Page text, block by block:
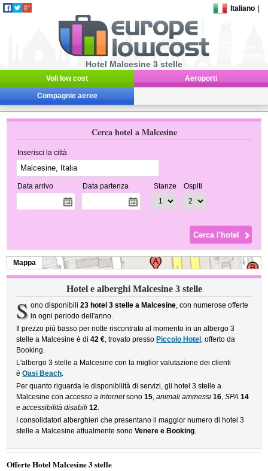
Italiano
Hotel Malcesine 3 stelle
Voli low cost Aeroporti
Compagnie aeree
Cerca hotel a Malcesine
Inserisci la città
Data arrivo Data partenza Stanze Ospiti
Mappa
Hotel e alberghi Malcesine 3 stelle
S ono disponibili 23 hotel 3 stelle a Malcesine, con numerose offerte
in ogni periodo dell'anno.
Il prezzo più basso per notte riscontrato al momento in un albergo 3
stelle a Malcesine è di42 €, trovato presso Piccolo Hotel , offerto da
Booking.
L'albergo 3 stelle a Malcesine con la miglior valutazione dei clienti
èOasi Beach.
Per quanto riguarda le disponibilità di servizi, gli hotel 3 stelle a
Malcesine conaccesso a internetsono15,animali ammessi 16,SPA 14
eaccessibilità disabili 12.
I consolidatori alberghieri che presentano il maggior numero di hotel 3
stelle a Malcesine attualmente sonoVenere e Booking.
Offerte Hotel Malcesine 3 stelle